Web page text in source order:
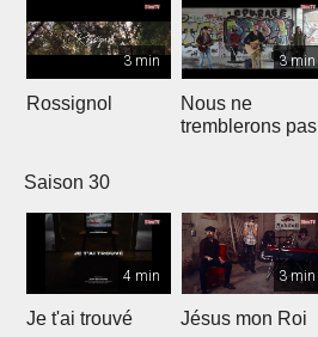
3 min
Rossignol
3 min
Nous ne
tremblerons pas
Saison 30
4 min
Je t'ai trouvé
3 min
Jésus mon Roi